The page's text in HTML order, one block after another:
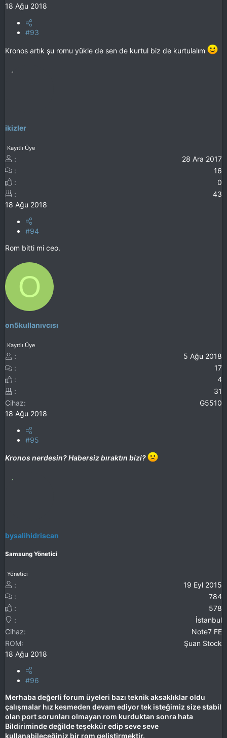
18 Ağu 2018
#93
Kronos artık şu romu yükle de sen de kurtul biz de kurtulalım
ikizler
Kayıtlı Üye
28 Ara 2017
16
0
43
18 Ağu 2018
#94
Rom bitti mi ceo.
O
on5kullanıvcısı
Kayıtlı Üye
5 Ağu 2018
17
4
31
Cihaz
G5510
18 Ağu 2018
#95
Kronos nerdesin? Habersiz bıraktın bizi?
bysalihidriscan
Samsung Yönetici
Yönetici
19 Eyl 2015
784
578
İstanbul
Cihaz
Note7 FE
ROM
Şuan Stock
18 Ağu 2018
#96
Merhaba değerli forum üyeleri bazı teknik aksaklıklar oldu
çalışmalar hız kesmeden devam ediyor tek isteğimiz size stabil
olan port sorunları olmayan rom kurduktan sonra hata
Bildiriminde değilde teşekkür edip seve seve
kullanabileceğiniz bir rom geliştirmektir.